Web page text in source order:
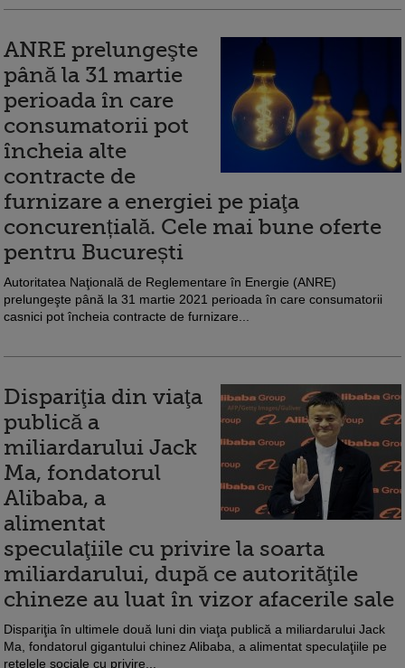
ANRE prelungeşte
până la 31 martie
perioada în care
consumatorii pot
încheia alte
contracte de
furnizare a energiei pe piaţa
concurențială. Cele mai bune oferte
pentru București
Autoritatea Naţională de Reglementare în Energie (ANRE)
prelungeşte până la 31 martie 2021 perioada în care consumatorii
casnici pot încheia contracte de furnizare...
Dispariţia din viaţa
publică a
miliardarului Jack
Ma, fondatorul
Alibaba, a
alimentat
speculaţiile cu privire la soarta
miliardarului, după ce autorităţile
chineze au luat în vizor afacerile sale
Dispariţia în ultimele două luni din viaţa publică a miliardarului Jack
Ma, fondatorul gigantului chinez Alibaba, a alimentat speculaţiile pe
reţelele sociale cu privire...